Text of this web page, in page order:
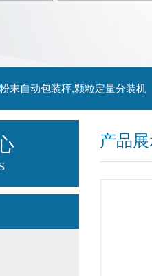
末自动包装秤,颗粒定量分装机
产品